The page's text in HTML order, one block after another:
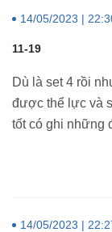
14/05/2023 |
11-19
Dù là set 4 rồi
được thể lực và
tốt có ghi những
14/05/2023 |